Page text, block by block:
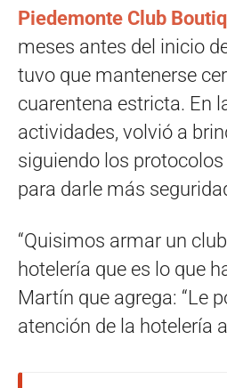
Piedemonte Club
meses antes del inicio
tuvo que mantenerse
cuarentena estricta. En
actividades, volvió a
siguiendo los
para darle más
“Quisimos armar un
hotelería que es lo que
Martín que agrega: “Le
atención de la hotelería